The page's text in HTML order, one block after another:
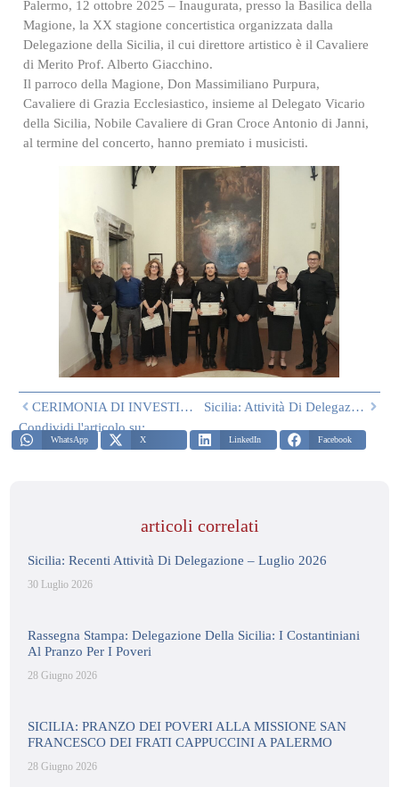
Palermo, 12 ottobre 2025 – Inaugurata, presso la Basilica della
Magione, la XX stagione concertistica organizzata dalla
Delegazione della Sicilia, il cui direttore artistico è il Cavaliere
di Merito Prof. Alberto Giacchino.
Il parroco della Magione, Don Massimiliano Purpura,
Cavaliere di Grazia Ecclesiastico, insieme al Delegato Vicario
della Sicilia, Nobile Cavaliere di Gran Croce Antonio di Janni,
al termine del concerto, hanno premiato i musicisti.
CERIMONIA DI INVESTITURA DELLE DELEGAZIONI DEL SUD ITALIA A MONREALE ALLA PRESENZA DELLE LL.AA.RR. IL GRAN MAESTRO E GRAN PREFETTO
Sicilia: Attività Di Delegazione Novembre/Dicembre 2025
Condividi l'articolo su:
WhatsApp X LinkedIn Facebook
articoli correlati
Sicilia: Recenti Attività Di Delegazione – Luglio 2026
30 Luglio 2026
Rassegna Stampa: Delegazione Della Sicilia: I Costantiniani
Al Pranzo Per I Poveri
28 Giugno 2026
SICILIA: PRANZO DEI POVERI ALLA MISSIONE SAN
FRANCESCO DEI FRATI CAPPUCCINI A PALERMO
28 Giugno 2026